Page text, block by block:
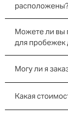
Можете ли вы
для пробежек
Могу ли я
Какая